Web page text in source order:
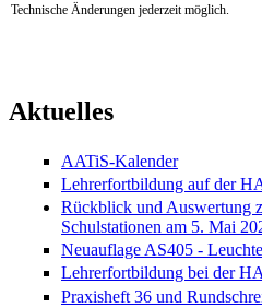
Technische Änderungen jederzeit möglich.
Aktuelles
AATiS-Kalender
Lehrerfortbildung auf der
Rückblick und Auswertung
Schulstationen am 5. Mai
Neuauflage AS405 -
Lehrerfortbildung bei der
Praxisheft 36 und